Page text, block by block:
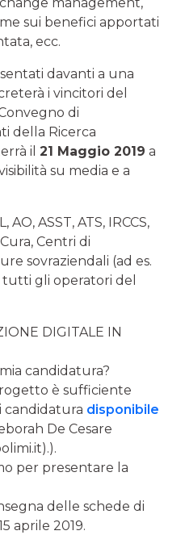
sui benefici apportati
ecc.
davanti a una
i vincitori del
di
della Ricerca
il 21 Maggio 2019 a
su media e a
AO, ASST, ATS, IRCCS,
Centri di
sovraziendali (ad es.
tutti gli operatori del
DIGITALE IN
candidatura?
è sufficiente
candidatura disponibile
De Cesare
per presentare la
delle schede di
aprile 2019.